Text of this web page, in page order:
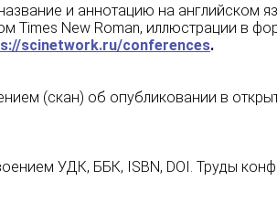
и аннотацию на английском
New Roman, иллюстрации в
scinetwork.ru/conferences.
(скан) об опубликовании в
УДК, ББК, ISBN, DOI. Труды